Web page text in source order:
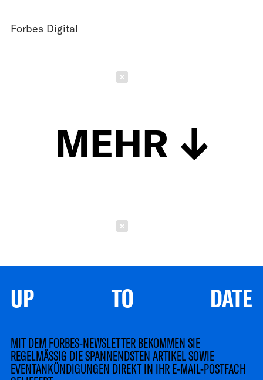
Forbes Digital
MEHR
UP TO DATE
MIT DEM FORBES-NEWSLETTER BEKOMMEN SIE
REGELMÄSSIG DIE SPANNENDSTEN ARTIKEL SOWIE
EVENTANKÜNDIGUNGEN DIREKT IN IHR E-MAIL-POSTFACH